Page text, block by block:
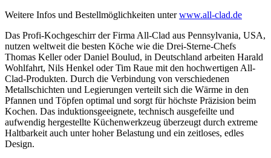
Weitere Infos und Bestellmöglichkeiten unterwww.all-clad.de
Das Profi-Kochgeschirr der Firma All-Clad aus Pennsylvania, USA,
nutzen weltweit die besten Köche wie die Drei-Sterne-Chefs
Thomas Keller oder Daniel Boulud, in Deutschland arbeiten Harald
Wohlfahrt, Nils Henkel oder Tim Raue mit den hochwertigen All-
Clad-Produkten. Durch die Verbindung von verschiedenen
Metallschichten und Legierungen verteilt sich die Wärme in den
Pfannen und Töpfen optimal und sorgt für höchste Präzision beim
Kochen. Das induktionsgeeignete, technisch ausgefeilte und
aufwendig hergestellte Küchenwerkzeug überzeugt durch extreme
Haltbarkeit auch unter hoher Belastung und ein zeitloses, edles
Design.